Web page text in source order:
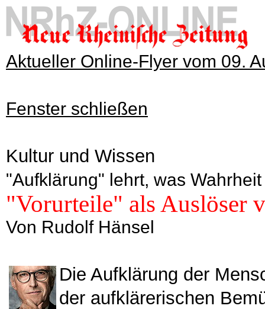
Aktueller Online-Flyer vom 09.
Fenster schließen
Kultur und Wissen
"Aufklärung" lehrt, was
"Vorurteile" als Auslöser
Von Rudolf Hänsel
Die Aufklärung der
der aufklärerischen